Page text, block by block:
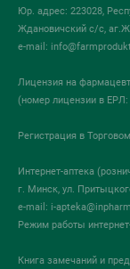
Юр. адрес: 223028,
Ждановичский с/с,
e-mail:
Лицензия на
(номер лицензии в ЕРЛ:
Регистрация в
Интернет-аптека
г. Минск, ул.
e-mail: i-
Режим работы
Книга замечаний и